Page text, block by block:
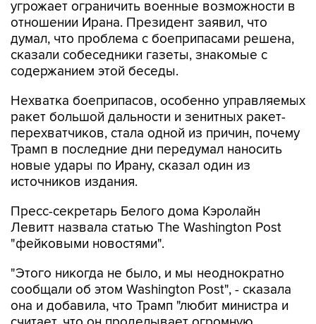
угрожает ограничить военные возможности в
отношении Ирана. Президент заявил, что
думал, что проблема с боеприпасами решена,
сказали собеседники газеты, знакомые с
содержанием этой беседы.
Нехватка боеприпасов, особенно управляемых
ракет большой дальности и зенитных ракет-
перехватчиков, стала одной из причин, почему
Трамп в последние дни передумал наносить
новые удары по Ирану, сказал один из
источников издания.
Пресс-секретарь Белого дома Кэролайн
Левитт назвала статью The Washington Post
"фейковыми новостями".
"Этого никогда не было, и мы неоднократно
сообщали об этом Washington Post", - сказала
она и добавила, что Трамп "любит министра и